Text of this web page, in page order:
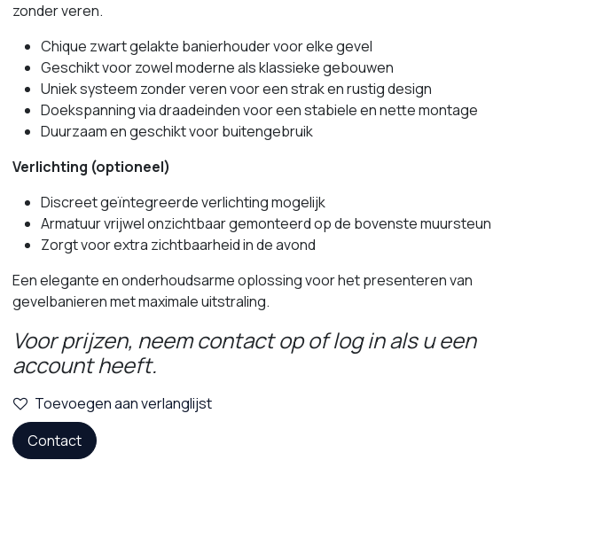
zonder veren.
Chique zwart gelakte banierhouder voor elke gevel
Geschikt voor zowel moderne als klassieke gebouwen
Uniek systeem zonder veren voor een strak en rustig design
Doekspanning via draadeinden voor een stabiele en nette montage
Duurzaam en geschikt voor buitengebruik
Verlichting (optioneel)
Discreet geïntegreerde verlichting mogelijk
Armatuur vrijwel onzichtbaar gemonteerd op de bovenste muursteun
Zorgt voor extra zichtbaarheid in de avond
Een elegante en onderhoudsarme oplossing voor het presenteren van
gevelbanieren met maximale uitstraling.
Voor prijzen, neem contact op of log in als u een
account heeft.
Toevoegen aan verlanglijst
Contact